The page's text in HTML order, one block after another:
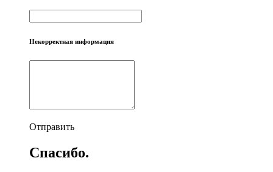
Некорректная информация
Отправить
Спасибо.